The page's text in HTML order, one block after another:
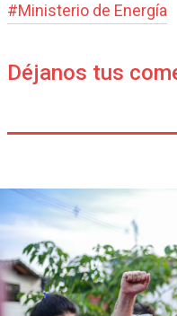
#Ministerio de Energía
Déjanos tus